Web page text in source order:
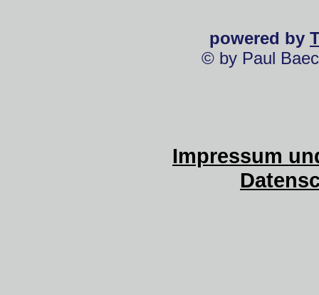
powered by
© by Paul
Impressum